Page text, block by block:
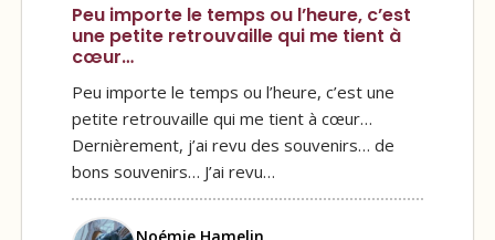
Peu importe le temps ou l’heure, c’est
une petite retrouvaille qui me tient à
cœur…
Peu importe le temps ou l’heure, c’est une
petite retrouvaille qui me tient à cœur…
Dernièrement, j’ai revu des souvenirs… de
bons souvenirs… J’ai revu…